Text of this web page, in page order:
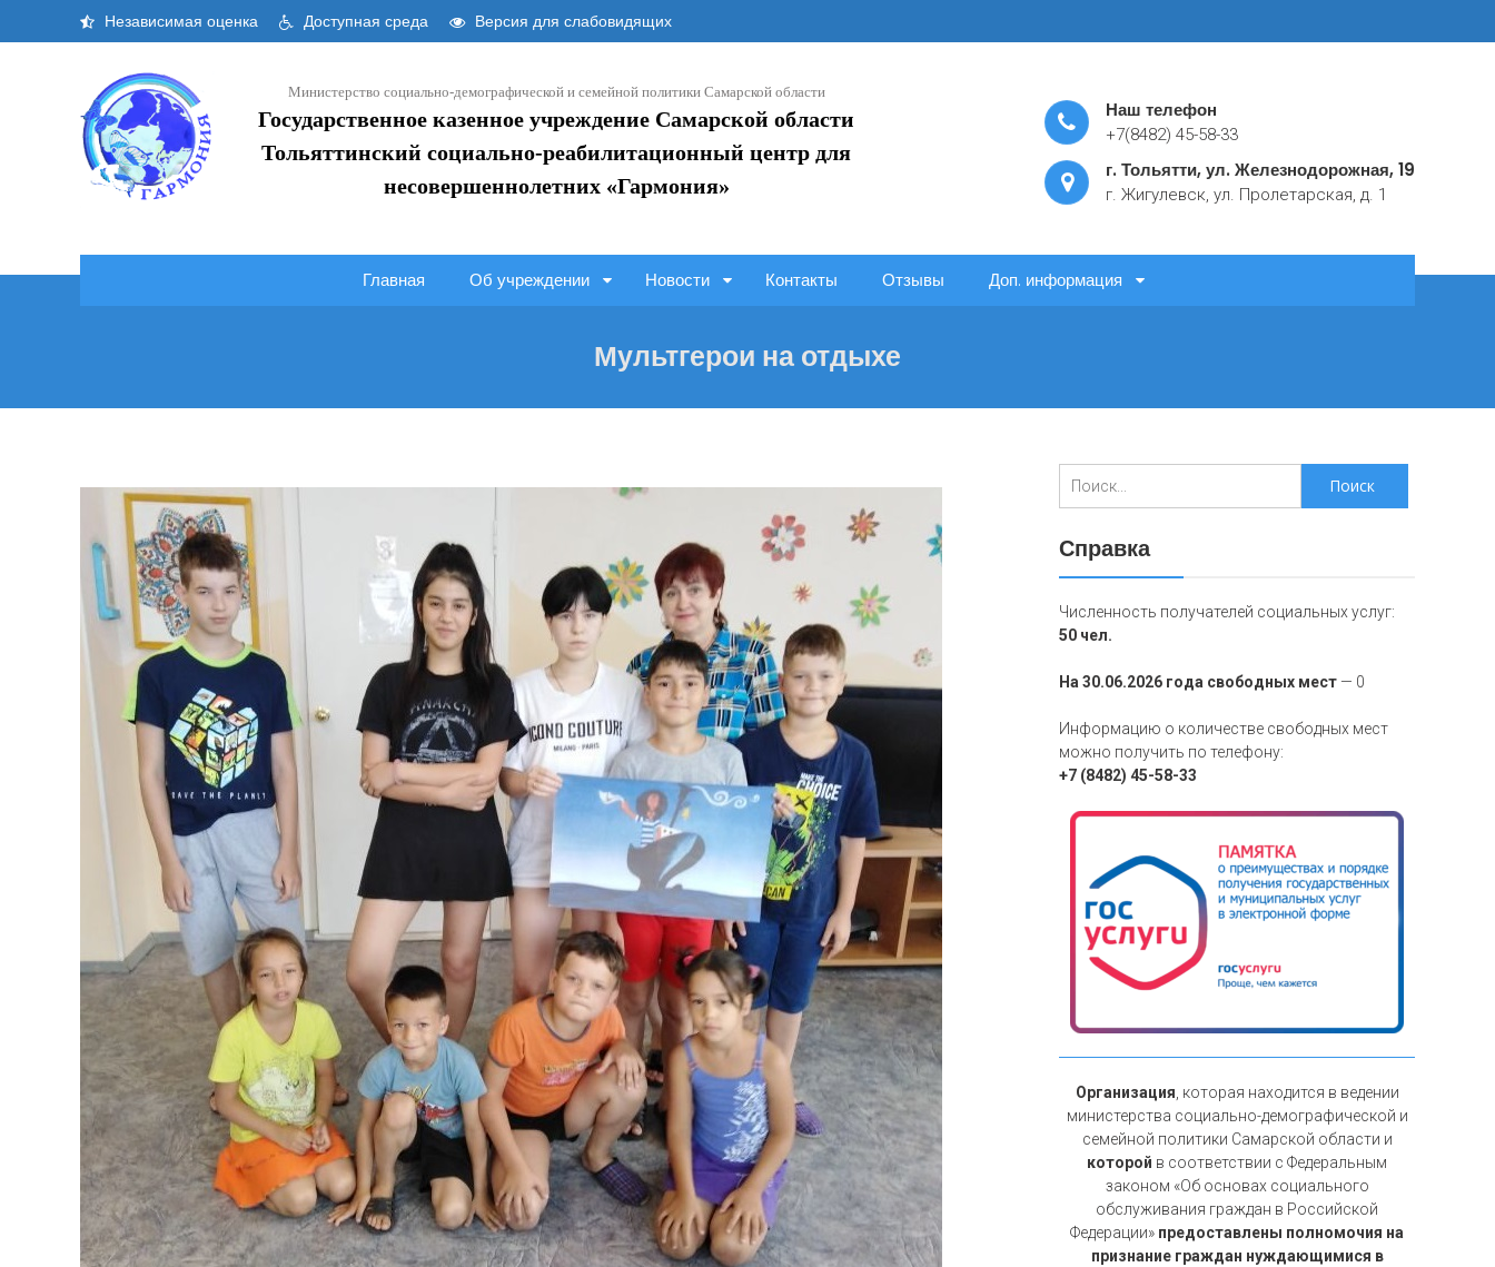
Независимая оценка Доступная среда Версия для слабовидящих
Министерство социально-демографической и семейной политики Самарской области
Государственное казенное учреждение Самарской области
Тольяттинский социально-реабилитационный центр для
несовершеннолетних «Гармония»
Наш телефон
+7(8482) 45-58-33
г. Тольятти, ул. Железнодорожная, 19
г. Жигулевск, ул. Пролетарская, д. 1
Главная Об учреждении Новости Контакты Отзывы Доп. информация
Мультгерои на отдыхе
для:
Справка
Численность получателей социальных услуг:
50 чел.
На 30.06.2026 года свободных мест — 0
Информацию о количестве свободных мест
можно получить по телефону:
+7 (8482) 45-58-33
Организация , которая находится в ведении
министерства социально-демографической и
семейной политики Самарской области и
которой в соответствии с Федеральным
законом «Об основах социального
обслуживания граждан в Российской
Федерации» предоставлены полномочия на
признание граждан нуждающимися в